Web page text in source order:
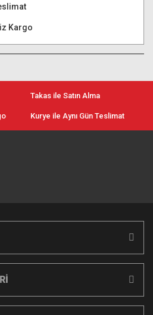
Kargo
Takas ile Satın Alma
Kurye ile Aynı Gün Teslimat